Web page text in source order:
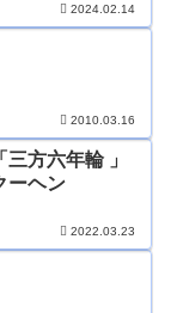
2024.02.14
2010.03.16
方六年輪 」
ーヘン
2022.03.23